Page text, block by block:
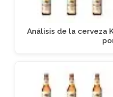
Análisis de la cerveza